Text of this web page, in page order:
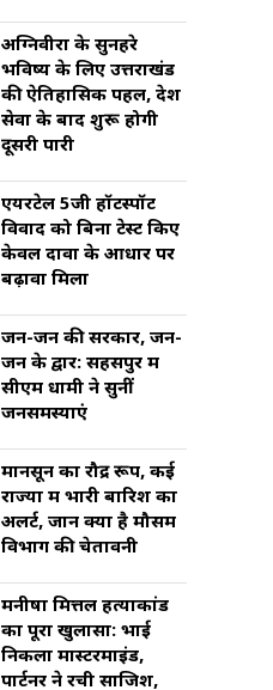
अग्निवीरों के सुनहरे
भविष्य के लिए उत्तराखंड
की ऐतिहासिक पहल, देश
सेवा के बाद शुरू होगी
दूसरी पारी
एयरटेल 5जी हॉटस्पॉट
विवाद को बिना टेस्ट किए
केवल दावों के आधार पर
बढ़ावा मिला
जन-जन की सरकार, जन-
जन के द्वार: सहसपुर में
सीएम धामी ने सुनीं
जनसमस्याएं
मानसून का रौद्र रूप, कई
राज्यों में भारी बारिश का
अलर्ट, जानें क्या है मौसम
विभाग की चेतावनी
मनीषा मित्तल हत्याकांड
का पूरा खुलासा: भाई
निकला मास्टरमाइंड,
पार्टनर ने रची साजिश,